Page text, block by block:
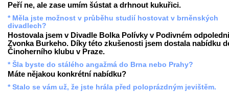
Peří ne, ale zase umím šústat a drhnout kukuřici.
* Měla jste možnost v průběhu studií hostovat v brněnských
divadlech?
Hostovala jsem v Divadle Bolka Polívky v Podivném
Zvonka Burkeho. Díky této zkušenosti jsem dostala nabídku
Činoherního klubu v Praze.
* Šla byste do stálého angažmá do Brna nebo Prahy?
Máte nějakou konkrétní nabídku?
* Stalo se vám už, že jste hrála před poloprázdným jevištěm.